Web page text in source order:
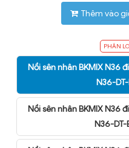
Thêm vào
PHÂN
Nồi sên nhân BKMIX N36
N36-
Nồi sên nhân BKMIX N36
N36-DT-